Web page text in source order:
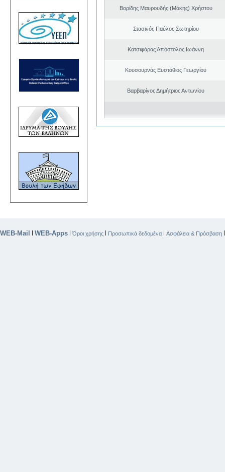
Βορίδης Μαυρουδής (Μάκης) Χρήστου
Στασινός Παύλος Σωτηρίου
Κατσιφάρας Απόστολος Ιωάννη
Κουσουρνάς Ευστάθιος Γεωργίου
Βαρβαρίγος Δημήτριος Αντωνίου
WEB-Mail WEB-Apps |Όροι χρήσης Προσωπικά δεδομένα Ασφάλεια & Πρόσβαση